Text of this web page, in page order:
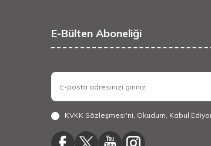
E-Bülten Aboneliği
KVKK Sözleşmesi'ni, Okudum, Kabul